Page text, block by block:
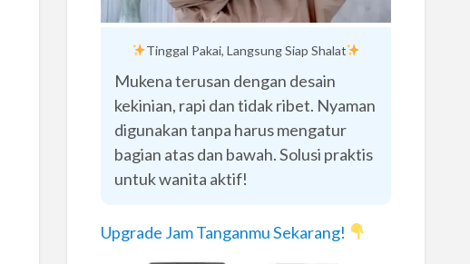
Tinggal Pakai, Langsung Siap Shalat
Mukena terusan dengan desain
kekinian, rapi dan tidak ribet. Nyaman
digunakan tanpa harus mengatur
bagian atas dan bawah. Solusi praktis
untuk wanita aktif!
Upgrade Jam Tanganmu Sekarang!